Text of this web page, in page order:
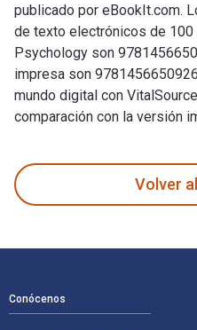
publicado por eBookIt.com.
de texto electrónicos de
Psychology son
impresa son
mundo digital con
comparación con la versión
Volver
Conócenos